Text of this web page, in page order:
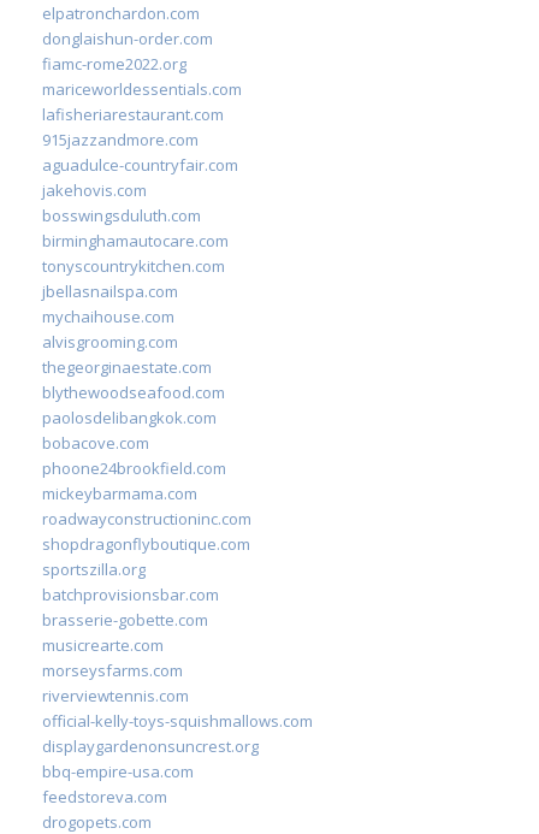
elpatronchardon.com
donglaishun-order.com
fiamc-rome2022.org
mariceworldessentials.com
lafisheriarestaurant.com
915jazzandmore.com
aguadulce-countryfair.com
jakehovis.com
bosswingsduluth.com
birminghamautocare.com
tonyscountrykitchen.com
jbellasnailspa.com
mychaihouse.com
alvisgrooming.com
thegeorginaestate.com
blythewoodseafood.com
paolosdelibangkok.com
bobacove.com
phoone24brookfield.com
mickeybarmama.com
roadwayconstructioninc.com
shopdragonflyboutique.com
sportszilla.org
batchprovisionsbar.com
brasserie-gobette.com
musicrearte.com
morseysfarms.com
riverviewtennis.com
official-kelly-toys-squishmallows.com
displaygardenonsuncrest.org
bbq-empire-usa.com
feedstoreva.com
drogopets.com